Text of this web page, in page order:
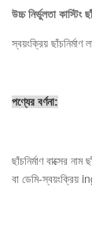
উচ্চ নির্ভুলতা কাস্টিং
স্বয়ংক্রিয়
পণ্যের বর্ণনা:
ছাঁচনির্মাণ বাক্সের
বা ডেমি-স্বয়ংক্রিয়